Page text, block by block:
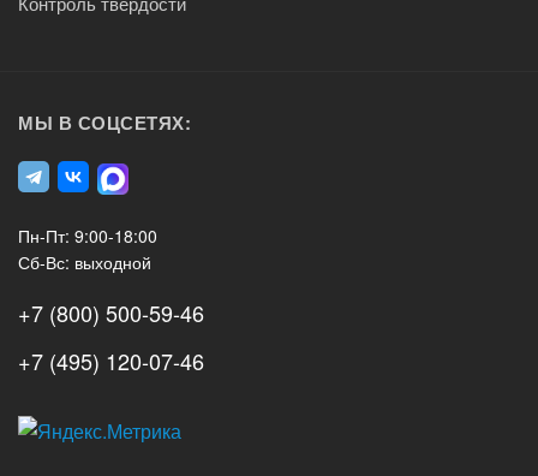
МЫ В СОЦСЕТЯХ:
Пн-Пт: 9:00-18:00
Сб-Вс: выходной
+7 (800) 500-59-46
+7 (495) 120-07-46